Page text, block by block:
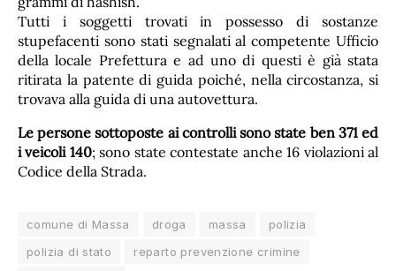
Tutti i soggetti trovati in possesso di sostanze
stupefacenti sono stati segnalati al competente Ufficio
della locale Prefettura e ad uno di questi è già stata
ritirata la patente di guida poiché, nella circostanza, si
trovava alla guida di una autovettura.
Le persone sottoposte ai controlli sono state ben 371 ed
i veicoli 140; sono state contestate anche 16 violazioni al
Codice della Strada.
comune di Massa droga massa
polizia
polizia di stato
reparto prevenzione crimine